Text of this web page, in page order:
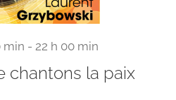
min - 22 h 00 min
chantons la paix